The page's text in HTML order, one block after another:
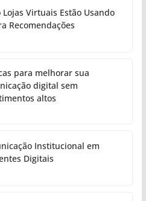
Lojas Virtuais Estão Usando
Recomendações
para melhorar sua
digital sem
altos
Institucional em
Digitais